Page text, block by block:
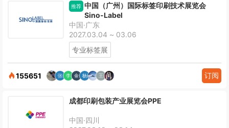
推荐 中国（广州）国际标签印刷技术展览会
Sino-Label
中国·广东
2027.03.04 ~ 03.06
专业标签展
155651 订阅
成都印刷包装产业展览会PPE
中国·四川